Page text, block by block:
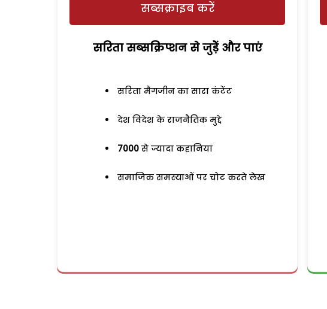
सब्सक्राइब करें
सरिता सब्सक्रिप्शन से जुड़ेें और पाएं
सरिता मैगजीन का सारा कंटेंट
देश विदेश के राजनैतिक मुद्दे
7000 से ज्यादा कहानियां
समाजिक समस्याओं पर चोट करते लेख